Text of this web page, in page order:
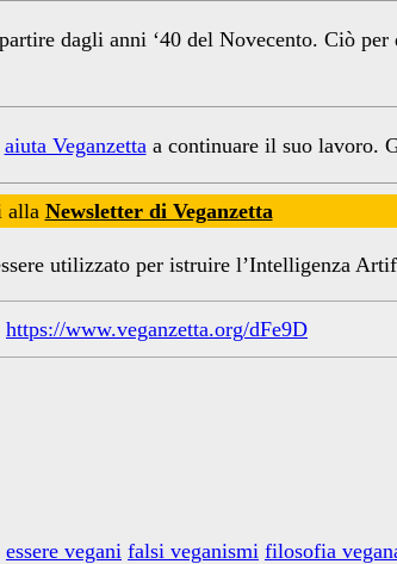
dagli anni ‘40 del Novecento. Ciò
aiuta Veganzetta a continuare il suo lavoro.
alla Newsletter di Veganzetta
utilizzato per istruire l’Intelligenza
https://www.veganzetta.org/dFe9D
essere vegani falsi veganismi filosofia